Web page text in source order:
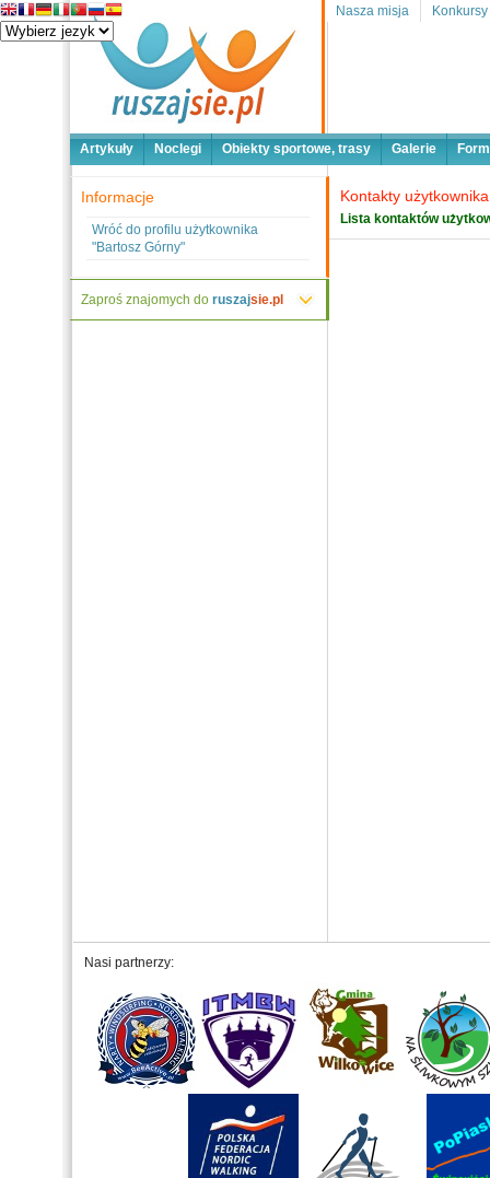
Nasza misja Konkursy
Artykuły Noclegi Obiekty sportowe, trasy Galerie
Informacje
Wróć do profilu użytkownika
"Bartosz Górny"
Zaproś znajomych do ruszajsie.pl
Kontakty
Lista kontaktów
Nasi partnerzy: